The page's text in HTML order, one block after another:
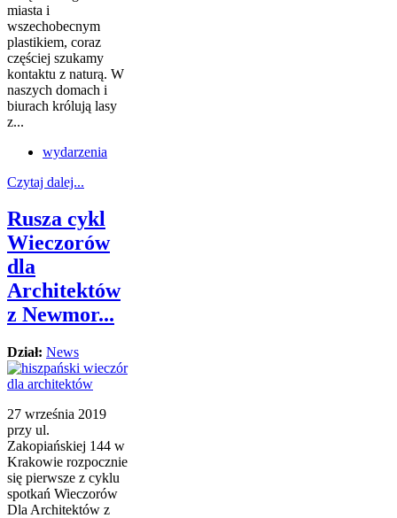
miasta i
wszechobecnym
plastikiem, coraz
częściej szukamy
kontaktu z naturą. W
naszych domach i
biurach królują lasy
z...
wydarzenia
Czytaj dalej...
Rusza cykl
Wieczorów
dla
Architektów
z Newmor...
Dział: News
27 września 2019
przy ul.
Zakopiańskiej 144 w
Krakowie rozpocznie
się pierwsze z cyklu
spotkań Wieczorów
Dla Architektów z